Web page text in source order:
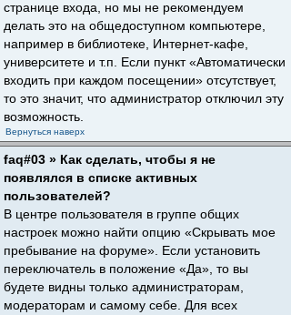
странице входа, но мы не рекомендуем
делать это на общедоступном компьютере,
например в библиотеке, Интернет-кафе,
университете и т.п. Если пункт «Автоматически
входить при каждом посещении» отсутствует,
то это значит, что администратор отключил эту
возможность.
Вернуться наверх
faq#03 » Как сделать, чтобы я не
появлялся в списке активных
пользователей?
В центре пользователя в группе общих
настроек можно найти опцию «Скрывать мое
пребывание на форуме». Если установить
переключатель в положение «Да», то вы
будете видны только администраторам,
модераторам и самому себе. Для всех